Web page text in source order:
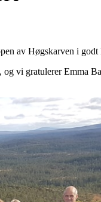
av Høgskarven i godt
vi gratulerer Emma